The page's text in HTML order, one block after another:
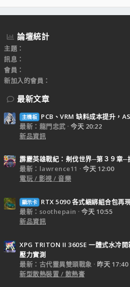
論壇統計
主題
訊息
會員
新加入的會員
最新文章
主機板
PCB、VRM 缺料成本提升，
最新：龍門忠武
今天 20:22
新品資訊
霹靂英雄戰紀：刜伐世界─第３９章─
最新：lawrence11
今天 12:00
電玩 / 影視 / 音樂
顯示卡
RTX 5090 各式綑綁組合包再
最新：soothepain
今天 10:55
新品資訊
XPG TRITON II 360SE 一體式水冷
壓力實測
最新：古代靈異雙頭戰象
昨天 17:40
新型散熱裝置 / 散熱膏